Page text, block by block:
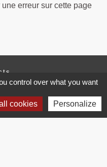
erreur sur cette page
Brissac
Mairie
FRANCE
control over what you want
cookies Personalize